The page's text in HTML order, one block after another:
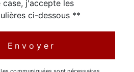
j'accepte les
ci-dessous **
Envoyer